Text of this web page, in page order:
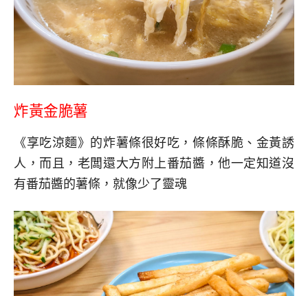
炸黃金脆薯
《享吃涼麵》的炸薯條很好吃，條條酥脆、金黃誘
人，而且，老闆還大方附上番茄醬，他一定知道沒
有番茄醬的薯條，就像少了靈魂